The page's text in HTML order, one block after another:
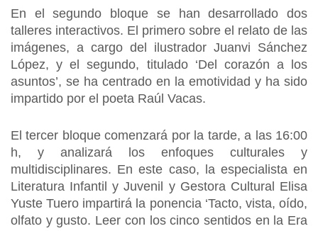
En el segundo bloque se han desarrollado dos
talleres interactivos. El primero sobre el relato de las
imágenes, a cargo del ilustrador Juanvi Sánchez
López, y el segundo, titulado ‘Del corazón a los
asuntos’, se ha centrado en la emotividad y ha sido
impartido por el poeta Raúl Vacas.
El tercer bloque comenzará por la tarde, a las 16:00
h, y analizará los enfoques culturales y
multidisciplinares. En este caso, la especialista en
Literatura Infantil y Juvenil y Gestora Cultural Elisa
Yuste Tuero impartirá la ponencia ‘Tacto, vista, oído,
olfato y gusto. Leer con los cinco sentidos en la Era